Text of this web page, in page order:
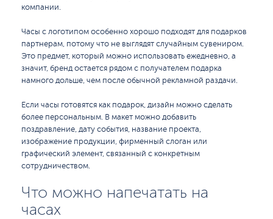
компании.
Часы с логотипом особенно хорошо подходят для подарков
партнерам, потому что не выглядят случайным сувениром.
Это предмет, который можно использовать ежедневно, а
значит, бренд остается рядом с получателем подарка
намного дольше, чем после обычной рекламной раздачи.
Если часы готовятся как подарок, дизайн можно сделать
более персональным. В макет можно добавить
поздравление, дату события, название проекта,
изображение продукции, фирменный слоган или
графический элемент, связанный с конкретным
сотрудничеством.
Что можно напечатать на
часах